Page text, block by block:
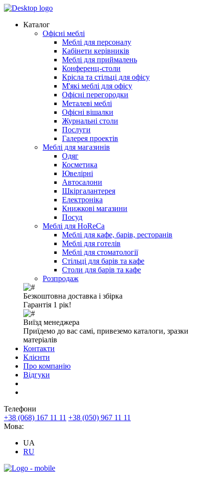
Каталог
Офісні меблі
Меблі для персоналу
Кабінети керівників
Меблі для приймалень
Конференц-столи
Крісла та стільці для офісу
М'які меблі для офісу
Офісні перегородки
Металеві меблі
Офісні вішалки
Журнальні столи
Послуги
Галерея проектів
Меблі для магазинів
Одяг
Косметика
Ювелірні
Автосалони
Шкіргалантерея
Електроніка
Книжкові магазини
Посуд
Меблі для HoReCa
Меблі для кафе, барів, ресторанів
Меблі для готелів
Меблі для стоматології
Стільці для барів та кафе
Столи для барів та кафе
Розпродаж
Безкоштовна доставка і збірка
Гарантія 1 рік!
Виїзд менеджера
Приїдемо до вас самі, привеземо каталоги, зразки
матеріалів
Контакти
Клієнти
Про компанію
Відгуки
Телефони
+38 (068) 167 11 11 +38 (050) 967 11 11
Мова:
UA
RU